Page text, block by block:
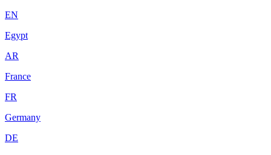
EN
Egypt
AR
France
FR
Germany
DE